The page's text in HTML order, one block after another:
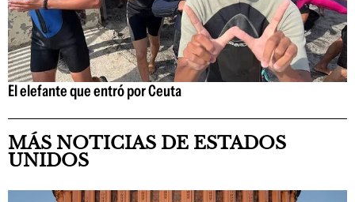
El elefante que entró por Ceuta
MÁS NOTICIAS DE ESTADOS
UNIDOS